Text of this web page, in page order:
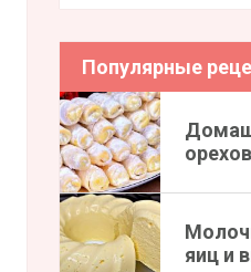
Популярные
яиц и